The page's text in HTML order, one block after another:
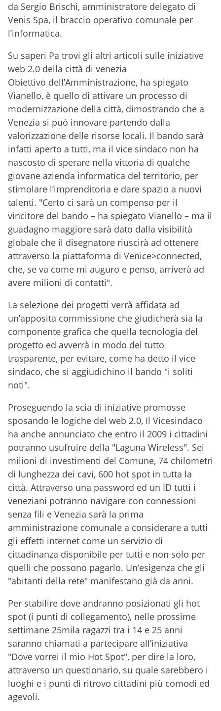
da Sergio Brischi, amministratore delegato di
Venis Spa, il braccio operativo comunale per
l’informatica.
Su saperi Pa trovi gli altri articoli sulle iniziative
web 2.0 della città di venezia
Obiettivo dell’Amministrazione, ha spiegato
Vianello, è quello di attivare un processo di
modernizzazione della città, dimostrando che a
Venezia si può innovare partendo dalla
valorizzazione delle risorse locali. Il bando sarà
infatti aperto a tutti, ma il vice sindaco non ha
nascosto di sperare nella vittoria di qualche
giovane azienda informatica del territorio, per
stimolare l’imprenditoria e dare spazio a nuovi
talenti. "Certo ci sarà un compenso per il
vincitore del bando – ha spiegato Vianello – ma il
guadagno maggiore sarà dato dalla visibilità
globale che il disegnatore riuscirà ad ottenere
attraverso la piattaforma di Venice>connected,
che, se va come mi auguro e penso, arriverà ad
avere milioni di contatti".
La selezione dei progetti verrà affidata ad
un’apposita commissione che giudicherà sia la
componente grafica che quella tecnologia del
progetto ed avverrà in modo del tutto
trasparente, per evitare, come ha detto il vice
sindaco, che si aggiudichino il bando "i soliti
noti".
Proseguendo la scia di iniziative promosse
sposando le logiche del web 2.0, Il Vicesindaco
ha anche annunciato che entro il 2009 i cittadini
potranno usufruire della "Laguna Wireless". Sei
milioni di investimenti del Comune, 74 chilometri
di lunghezza dei cavi, 600 hot spot in tutta la
città. Attraverso una password ed un ID tutti i
veneziani potranno navigare con connessioni
senza fili e Venezia sarà la prima
amministrazione comunale a considerare a tutti
gli effetti internet come un servizio di
cittadinanza disponibile per tutti e non solo per
quelli che possono pagarlo. Un’esigenza che gli
"abitanti della rete" manifestano già da anni.
Per stabilire dove andranno posizionati gli hot
spot (i punti di collegamento), nelle prossime
settimane 25mila ragazzi tra i 14 e 25 anni
saranno chiamati a partecipare all’iniziativa
"Dove vorrei il mio Hot Spot", per dire la loro,
attraverso un questionario, su quale sarebbero i
luoghi e i punti di ritrovo cittadini più comodi ed
agevoli.